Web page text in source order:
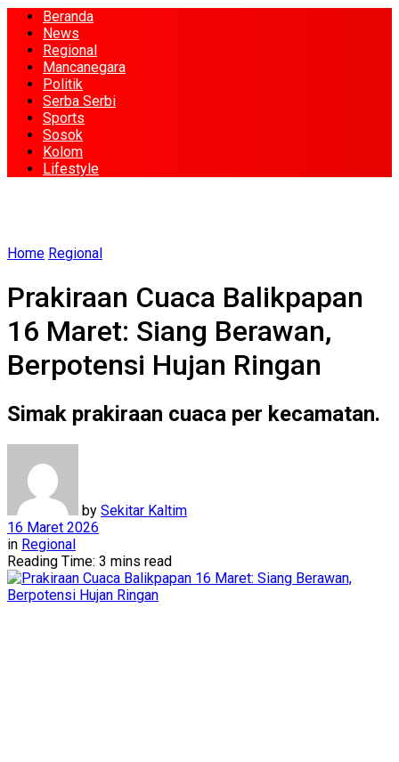
Beranda
News
Regional
Mancanegara
Politik
Serba Serbi
Sports
Sosok
Kolom
Lifestyle
Home Regional
Prakiraan Cuaca Balikpapan
16 Maret: Siang Berawan,
Berpotensi Hujan Ringan
Simak prakiraan cuaca per kecamatan.
by Sekitar Kaltim
16 Maret 2026
in Regional
Reading Time: 3 mins read